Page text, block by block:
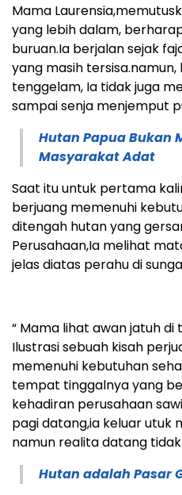
Mama
yang lebih dalam,
buruan.Ia berjalan sejak
yang masih
tenggelam, Ia tidak juga
sampai senja menjemput
Hutan Papua Bukan
Masyarakat Adat
Saat itu untuk pertama
berjuang memenuhi
ditengah hutan yang
Perusahaan,Ia melihat
jelas diatas perahu di
“ Mama lihat awan jatuh di
Ilustrasi sebuah kisah
memenuhi kebutuhan
tempat tinggalnya yang
kehadiran perusahaan
pagi datang,ia keluar utuk
namun realita datang
Hutan adalah Pasar